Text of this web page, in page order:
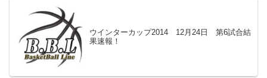
ウインターカップ2014 12月24日 第6試合結
果速報！